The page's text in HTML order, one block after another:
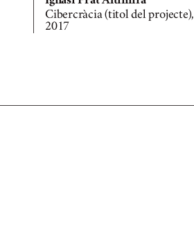
Cibercràcia (titol del projecte),
2017